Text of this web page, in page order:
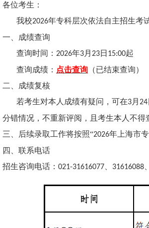
各位考生：
我校2026年专科层次依法自主招生考
一、成绩查询
查询时间： 2026年3月 23日 15:00起
查询成绩： 点击查询 （已结束查询）
二、
成绩复核
若考生对本人成绩有疑问，可在3月 24
分错情况，不重新评阅，且考生本人不得
三、
后续录取工作将按照“2026年上海市
四、 联系电话
招生咨询电话： 021-31616077 31616088